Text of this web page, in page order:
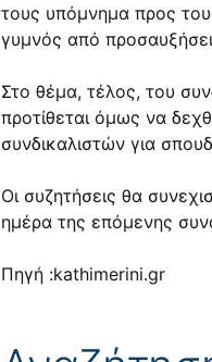
τους υπόμνημα προς
γυμνός από
Στο θέμα, τέλος, του
προτίθεται όμως να
συνδικαλιστών για
Οι συζητήσεις θα
ημέρα της επόμενης
Πηγή :kathimerini.gr